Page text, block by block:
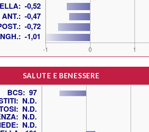
SALUTE E BENESSERE